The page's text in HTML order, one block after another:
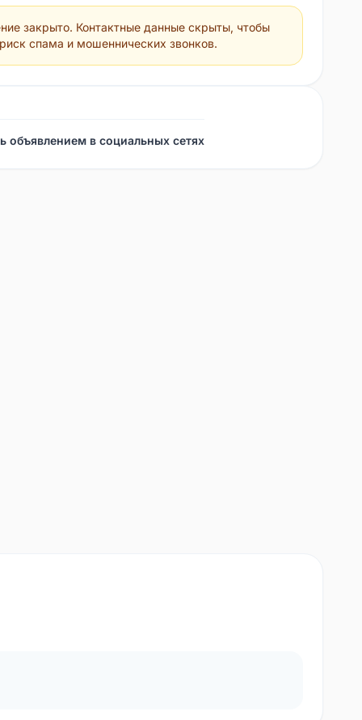
закрыто. Контактные данные скрыты, чтобы
спама и мошеннических звонков.
объявлением в социальных сетях